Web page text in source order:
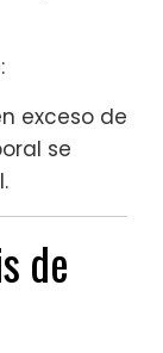
exceso de
se
de